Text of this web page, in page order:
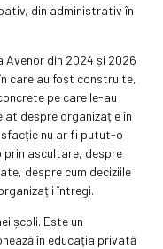
din administrativ în
din 2024 și 2026
care au fost construite,
pe care le-au
despre organizație în
nu ar fi putut-o
prin ascultare, despre
despre cum deciziile
întregi.
școli. Este un
în educația privată